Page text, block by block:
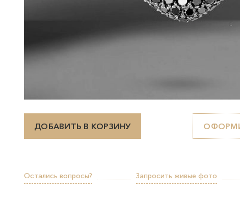
ДОБАВИТЬ В КОРЗИНУ
Остались вопросы? Запросить живые фото